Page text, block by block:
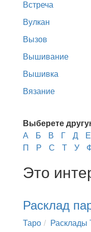
Встреча
Вулкан
Вызов
Вышивание
Вышивка
Вязание
Выберете
А
Б В Г Д Е
П
Р С Т У
Это
Расклад
Таро
Расклады